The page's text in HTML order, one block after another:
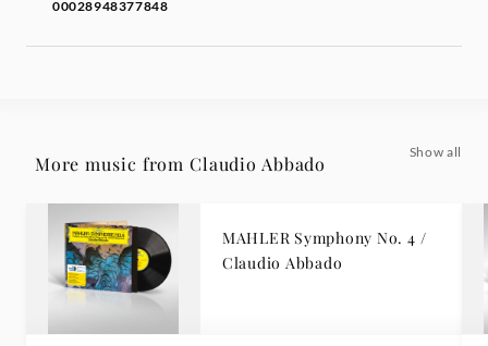
00028948377848
More music from Claudio Abbado
Show all
MAHLER Symphony No. 4 /
Claudio Abbado